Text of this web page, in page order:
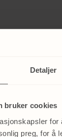
Detaljer
bruker cookies
for
preg, for å
Warm